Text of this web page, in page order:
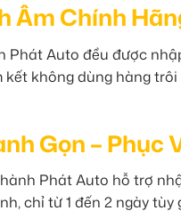
Chính
Phát Auto đều được
kết không dùng hàng
Gọn – Phục
Phát Auto hỗ trợ
chỉ từ 1 đến 2 ngày tùy